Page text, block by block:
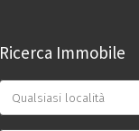
Ricerca Immobile
Qualsiasi località